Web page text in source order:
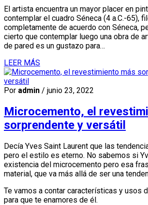
El artista encuentra un mayor placer en
contemplar el cuadro Séneca (4 a.C.-65),
completamente de acuerdo con Séneca,
cierto que contemplar luego una obra de
de pared es un gustazo para…
LEER MÁS
Por admin / junio 23, 2022
Microcemento, el
sorprendente y versátil
Decía Yves Saint Laurent que las
pero el estilo es eterno. No sabemos si
existencia del microcemento pero esa
material, que va más allá de ser una
Te vamos a contar características y usos
para que te enamores de él.